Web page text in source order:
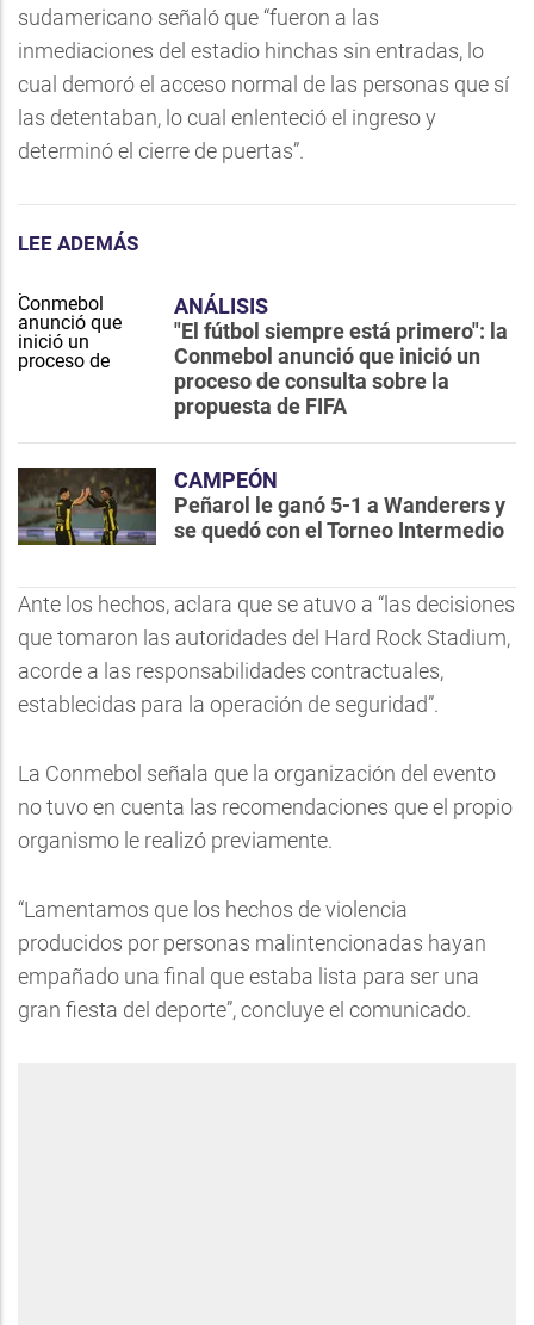
sudamericano señaló que “fueron a las
inmediaciones del estadio hinchas sin entradas, lo
cual demoró el acceso normal de las personas que sí
las detentaban, lo cual enlenteció el ingreso y
determinó el cierre de puertas”.
LEE ADEMÁS
ANÁLISIS
"El fútbol siempre está primero": la
Conmebol anunció que inició un
proceso de consulta sobre la
propuesta de FIFA
CAMPEÓN
Peñarol le ganó 5-1 a Wanderers y
se quedó con el Torneo Intermedio
Ante los hechos, aclara que se atuvo a “las decisiones
que tomaron las autoridades del Hard Rock Stadium,
acorde a las responsabilidades contractuales,
establecidas para la operación de seguridad”.
La Conmebol señala que la organización del evento
no tuvo en cuenta las recomendaciones que el propio
organismo le realizó previamente.
“Lamentamos que los hechos de violencia
producidos por personas malintencionadas hayan
empañado una final que estaba lista para ser una
gran fiesta del deporte”, concluye el comunicado.